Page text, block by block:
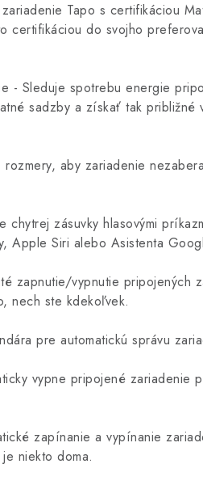
Tapo s certifikáciou
certifikáciou do svojho
- Sleduje spotrebu energie
sadzby a získať tak približné
aby zariadenie
zásuvky hlasovými
Apple Siri alebo Asistenta
zapnutie/vypnutie pripojených
nech ste kdekoľvek.
pre automatickú správu
vypne pripojené zariadenie
zapínanie a vypínanie
niekto doma.